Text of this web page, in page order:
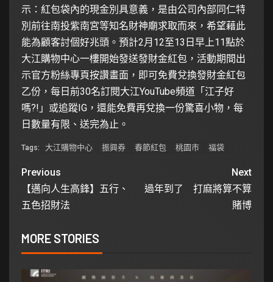
示：紅包袋內的現金別具意義，是由公司內部同仁特
別前往南投紫南宮等知名財神廟求取而來，希望藉此
能為顧客討個好兆頭。預計2月12至13日早上11點於
大江購物中心一樓開始發送發財金紅包，活動期間出
示官方粉絲專頁按讚畫面，即可免費兌換發財金紅包
乙份，每日前30名訂閱大江YouTube頻道「江子好
嗎?!」或追蹤IG，還能免費再兌換一份驚喜小物，每
日數量有限、送完為止。
Tags: 大江購物中心 振興券 春節紅包 桃園市 福袋
Previous
【邁向人生高鋒】五行、
五色招財法
Next
過年到了 打麻將算不算
賭博
MORE STORIES